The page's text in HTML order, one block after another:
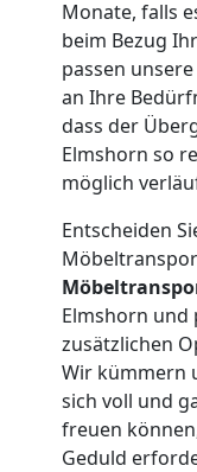
Monate, falls
beim Bezug
passen
an Ihre
dass der
Elmshorn so
möglich
Entscheiden
Elmshorn und
zusätzlichen
Wir kümmern
sich voll und
freuen
Geduld